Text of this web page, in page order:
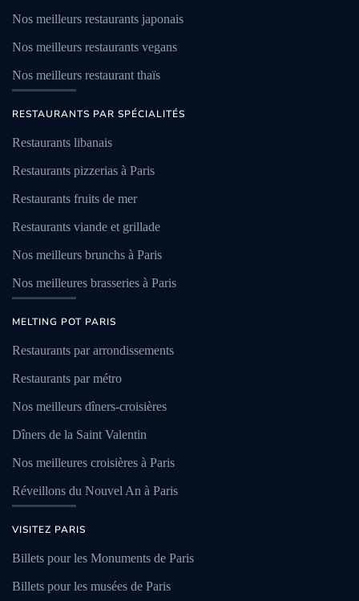
Nos meilleurs restaurants japonais
Nos meilleurs restaurants vegans
Nos meilleurs restaurant thaïs
RESTAURANTS PAR SPÉCIALITÉS
Restaurants libanais
Restaurants pizzerias à Paris
Restaurants fruits de mer
Restaurants viande et grillade
Nos meilleurs brunchs à Paris
Nos meilleures brasseries à Paris
MELTING POT PARIS
Restaurants par arrondissements
Restaurants par métro
Nos meilleurs dîners-croisières
Dîners de la Saint Valentin
Nos meilleures croisières à Paris
Réveillons du Nouvel An à Paris
VISITEZ PARIS
Billets pour les Monuments de Paris
Billets pour les musées de Paris